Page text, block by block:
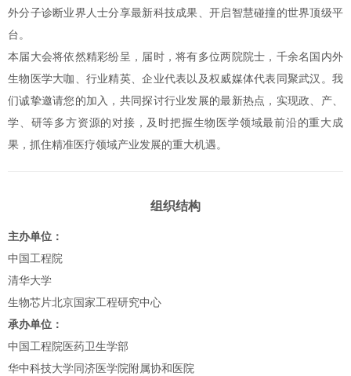
外分子诊断业界人士分享最新科技成果、开启智慧碰撞的世界顶级平
台。
本届大会将依然精彩纷呈，届时，将有多位两院院士，千余名国内外
生物医学大咖、行业精英、企业代表以及权威媒体代表同聚武汉。我
们诚挚邀请您的加入，共同探讨行业发展的最新热点，实现政、产、
学、研等多方资源的对接，及时把握生物医学领域最前沿的重大成
果，抓住精准医疗领域产业发展的重大机遇。
组织结构
主办单位：
中国工程院
清华大学
生物芯片北京国家工程研究中心
承办单位：
中国工程院医药卫生学部
华中科技大学同济医学院附属协和医院